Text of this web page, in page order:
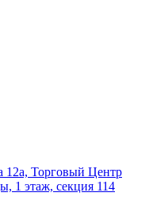
12а, Торговый Центр
1 этаж, секция 114